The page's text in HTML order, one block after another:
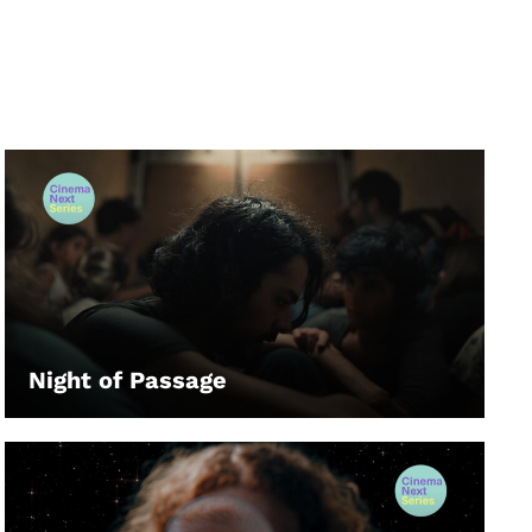
Night of Passage
LEIHEN